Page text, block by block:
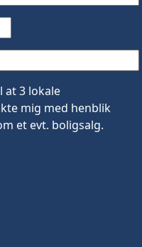
at 3 lokale
mig med henblik
et evt. boligsalg.